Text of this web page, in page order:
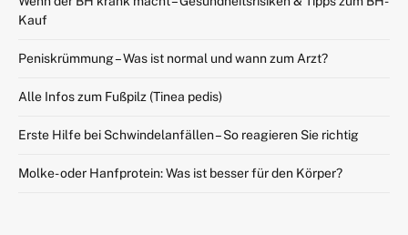
Kauf
Peniskrümmung – Was ist normal und wann zum Arzt?
Alle Infos zum Fußpilz (Tinea pedis)
Erste Hilfe bei Schwindelanfällen – So reagieren Sie richtig
Molke- oder Hanfprotein: Was ist besser für den Körper?